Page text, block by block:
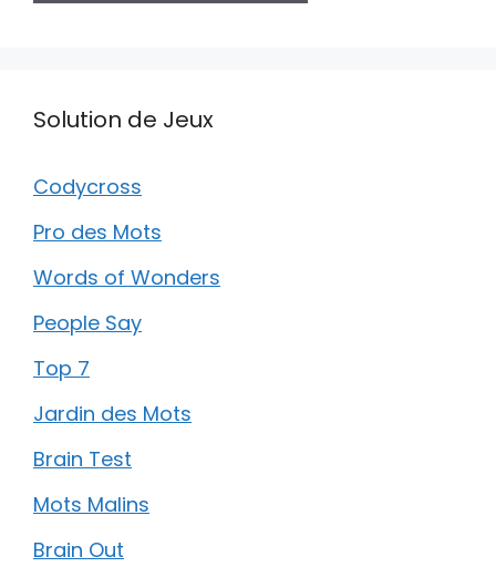
Solution de Jeux
Codycross
Pro des Mots
Words of Wonders
People Say
Top 7
Jardin des Mots
Brain Test
Mots Malins
Brain Out